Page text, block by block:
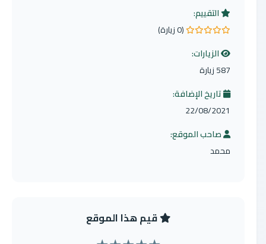
التقييم:
0.0 من 5 نجوم
(0 زيارة)
الزيارات:
587 زيارة
تاريخ الإضافة:
22/08/2021
صاحب الموقع:
محمد
قيم هذا الموقع